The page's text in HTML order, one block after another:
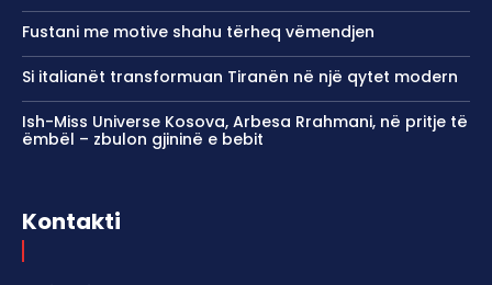
Fustani me motive shahu tërheq vëmendjen
Si italianët transformuan Tiranën në një qytet modern
Ish-Miss Universe Kosova, Arbesa Rrahmani, në pritje të
ëmbël – zbulon gjininë e bebit
Kontakti